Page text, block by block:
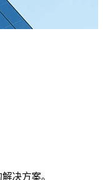
决方案。